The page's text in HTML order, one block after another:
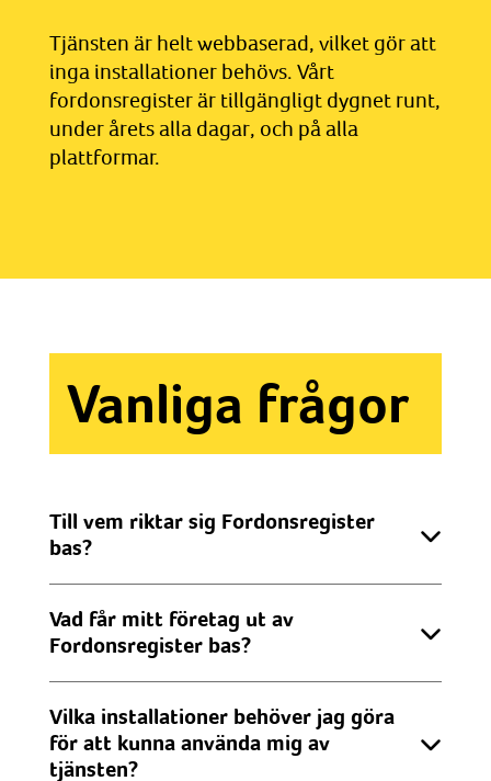
Tjänsten är helt webbaserad, vilket gör att
inga installationer behövs. Vårt
fordonsregister är tillgängligt dygnet runt,
under årets alla dagar, och på alla
plattformar.
Vanliga frågor
Till vem riktar sig Fordonsregister
bas?
Vad får mitt företag ut av
Fordonsregister bas?
Vilka installationer behöver jag göra
för att kunna använda mig av
tjänsten?